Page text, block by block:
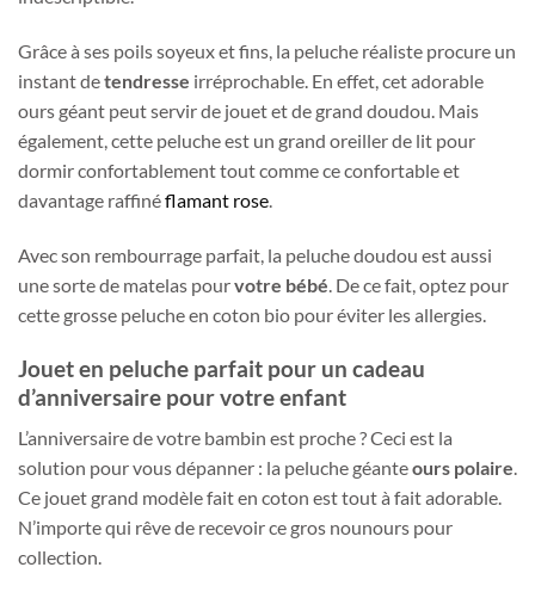
Grâce à ses poils soyeux et fins, la peluche réaliste procure un
instant detendresse irréprochable. En effet, cet adorable
ours géant peut servir de jouet et de grand doudou. Mais
également, cette peluche est un grand oreiller de lit pour
dormir confortablement tout comme ce confortable et
davantage raffinéflamant rose.
Avec son rembourrage parfait, la peluche doudou est aussi
une sorte de matelas pourvotre bébé . De ce fait, optez pour
cette grosse peluche en coton bio pour éviter les allergies.
Jouet en peluche parfait pour un cadeau
d’anniversaire pour votre enfant
L’anniversaire de votre bambin est proche ? Ceci est la
solution pour vous dépanner : la peluche géanteours polaire.
Ce jouet grand modèle fait en coton est tout à fait adorable.
N’importe qui rêve de recevoir ce gros nounours pour
collection.